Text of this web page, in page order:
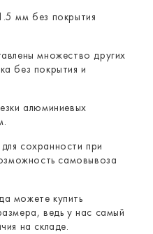
мм без покрытия
множество других
без покрытия и
алюминиевых
сохранности при
самовывоза
можете купить
ведь у нас самый
на складе.